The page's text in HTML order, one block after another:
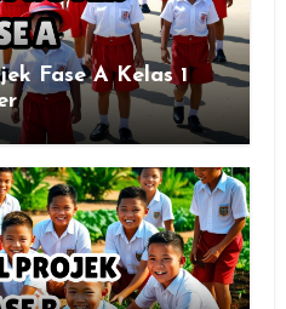
Fase A Kelas 1